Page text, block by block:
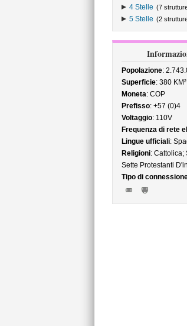
4 Stelle (7
5 Stelle (2
Popolazione:
Superficie: 380 KM²
Moneta: COP
Prefisso: +57 (0)4
Voltaggio: 110V
Frequenza di rete
Lingue ufficiali:
Religioni: Cattolica;
Sette Protestanti
Tipo di